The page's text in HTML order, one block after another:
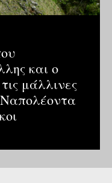
και ο
μάλλινες